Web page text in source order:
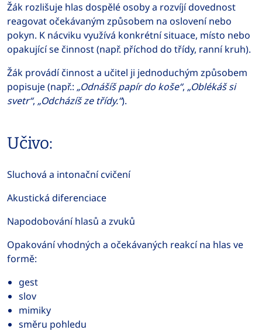
Žák rozlišuje hlas dospělé osoby a rozvíjí dovednost
reagovat očekávaným způsobem na oslovení nebo
pokyn. K nácviku využívá konkrétní situace, místo nebo
opakující se činnost (např. příchod do třídy, ranní kruh).
Žák provádí činnost a učitel ji jednoduchým způsobem
popisuje (např.: „Odnášíš papír do koše“, „Oblékáš si
svetr“, „Odcházíš ze třídy.“).
Učivo:
Sluchová a intonační cvičení
Akustická diferenciace
Napodobování hlasů a zvuků
Opakování vhodných a očekávaných reakcí na hlas ve
formě:
gest
slov
mimiky
směru pohledu